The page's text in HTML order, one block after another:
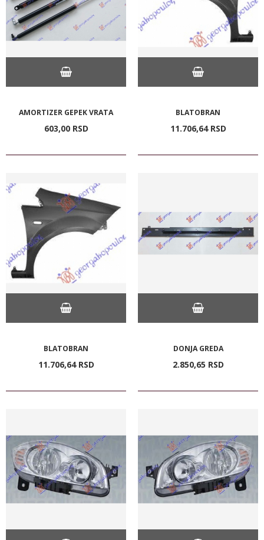
AMORTIZER GEPEK VRATA
603,00 RSD
BLATOBRAN
11.706,64 RSD
BLATOBRAN
11.706,64 RSD
DONJA GREDA
2.850,65 RSD